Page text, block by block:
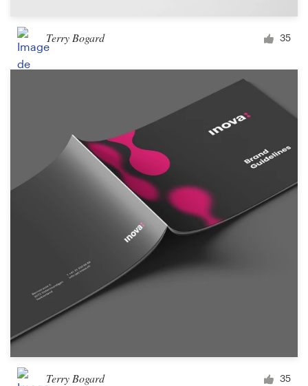
Terry Bogard 35
Terry Bogard 35